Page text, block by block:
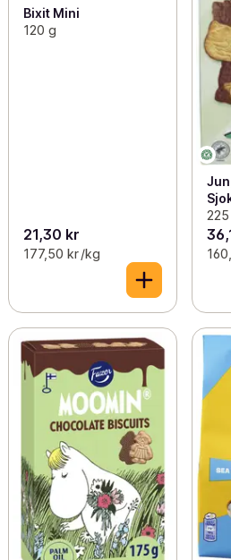
Bixit Mini
120 g
21,30 kr
177,50 kr /kg
225